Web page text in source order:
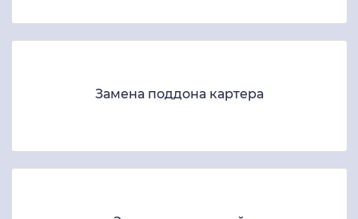
Замена поддона картера